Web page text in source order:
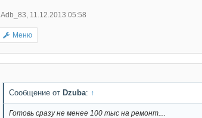
Adb_83, 11.12.2013 05:58
Меню
Сообщение от Dzuba: ↑
Готовь сразу не менее 100 тыс на ремонт....